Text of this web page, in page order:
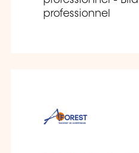
professionnel